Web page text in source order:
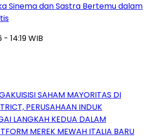
Sinema dan Sastra Bertemu dalam
14:19 WIB
SAHAM MAYORITAS DI
PERUSAHAAN INDUK
LANGKAH KEDUA DALAM
MEREK MEWAH ITALIA BARU